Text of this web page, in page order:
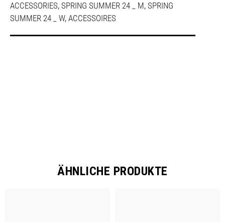
ACCESSORIES, SPRING SUMMER 24 _ M, SPRING
SUMMER 24 _ W, ACCESSOIRES
ÄHNLICHE PRODUKTE